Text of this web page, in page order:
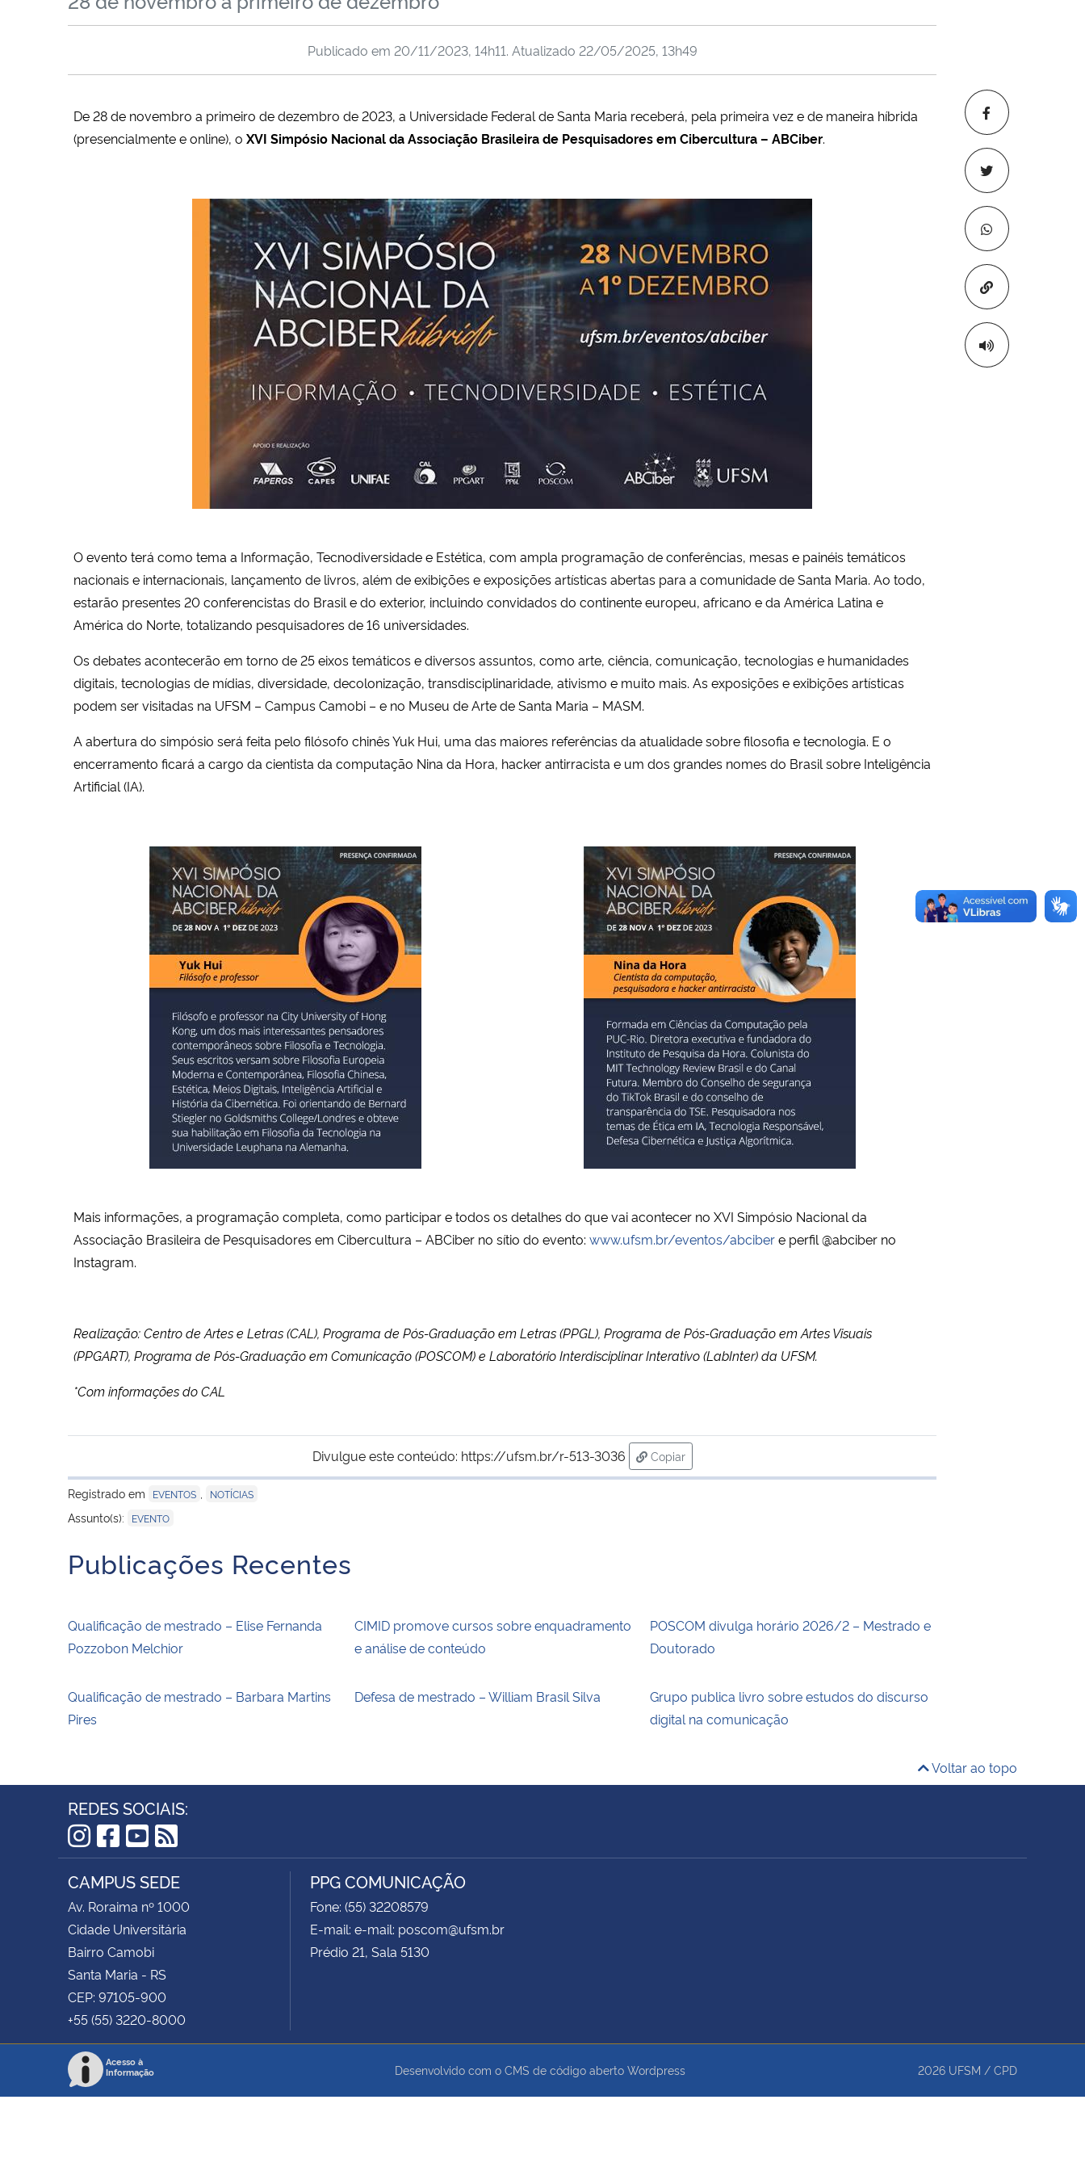
Copiar para
Publicado em 20/11/2023, 14h11. Atualizado 22/05/2025, 13h49
De 28 de novembro a primeiro de dezembro de 2023, a Universidade Federal de Santa Maria receberá, pela primeira vez e de maneira híbrida
(presencialmente e online), o XVI Simpósio Nacional da Associação Brasileira de Pesquisadores em Cibercultura – ABCiber.
O evento terá como tema a Informação, Tecnodiversidade e Estética, com ampla programação de conferências, mesas e painéis temáticos
nacionais e internacionais, lançamento de livros, além de exibições e exposições artísticas abertas para a comunidade de Santa Maria. Ao todo,
estarão presentes 20 conferencistas do Brasil e do exterior, incluindo convidados do continente europeu, africano e da América Latina e
América do Norte, totalizando pesquisadores de 16 universidades.
Os debates acontecerão em torno de 25 eixos temáticos e diversos assuntos, como arte, ciência, comunicação, tecnologias e humanidades
digitais, tecnologias de mídias, diversidade, decolonização, transdisciplinaridade, ativismo e muito mais. As exposições e exibições artísticas
podem ser visitadas na UFSM – Campus Camobi – e no Museu de Arte de Santa Maria – MASM.
A abertura do simpósio será feita pelo filósofo chinês Yuk Hui, uma das maiores referências da atualidade sobre filosofia e tecnologia. E o
encerramento ficará a cargo da cientista da computação Nina da Hora, hacker antirracista e um dos grandes nomes do Brasil sobre Inteligência
Artificial (IA).
Mais informações, a programação completa, como participar e todos os detalhes do que vai acontecer no XVI Simpósio Nacional da
Associação Brasileira de Pesquisadores em Cibercultura – ABCiber no sítio do evento: www.ufsm.br/eventos/abcibere perfil @abciber no
Instagram.
Realização: Centro de Artes e Letras (CAL), Programa de Pós-Graduação em Letras (PPGL), Programa de Pós-Graduação em Artes Visuais
(PPGART), Programa de Pós-Graduação em Comunicação (POSCOM) e Laboratório Interdisciplinar Interativo (LabInter) da UFSM.
*Com informações do CAL
Divulgue este conteúdo: https://ufsm.br/r-513-3036
Copiar
para área de transferência
Registrado em
EVENTOS NOTÍCIAS
Assunto(s): EVENTO
Publicações Recentes
Qualificação de mestrado – Elise Fernanda
Pozzobon Melchior
CIMID promove cursos sobre enquadramento
e análise de conteúdo
POSCOM divulga horário 2026/2 – Mestrado e
Doutorado
Qualificação de mestrado – Barbara Martins
Pires
Defesa de mestrado – William Brasil Silva
Grupo publica livro sobre estudos do discurso
digital na comunicação
Voltar ao topo
REDES SOCIAIS:
Instagram
Facebook
YouTube
RSS
CAMPUS SEDE
Av. Roraima nº 1000
Cidade Universitária
Bairro Camobi
Santa Maria - RS
CEP: 97105-900
+55 (55) 3220-8000
PPG COMUNICAÇÃO
Fone: (55) 32208579
E-mail: e-mail: poscom@ufsm.br
Prédio 21, Sala 5130
Acesso à
Informação
Desenvolvido com o CMS de código aberto Wordpress 2026 UFSM / CPD